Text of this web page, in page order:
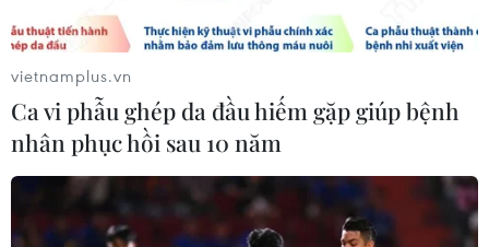
vietnamplus.vn
Ca vi phẫu ghép da đầu hiếm gặp giúp bệnh
nhân phục hồi sau 10 năm